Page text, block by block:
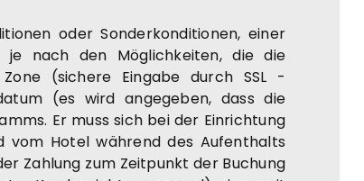
oder Sonderkonditionen, einer
je nach den Möglichkeiten, die die
(sichere Eingabe durch SSL -
(es wird angegeben, dass die
Er muss sich bei der Einrichtung
vom Hotel während des Aufenthalts
Zahlung zum Zeitpunkt der Buchung